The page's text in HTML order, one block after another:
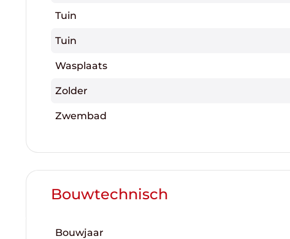
Tuin
Tuin
Wasplaats
Zolder
Zwembad
Bouwtechnisch
Bouwjaar